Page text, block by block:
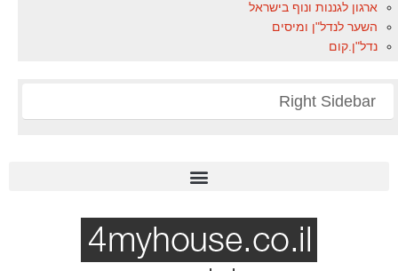
ארגון לגננות ונוף בישראל
השער לנדל"ן ומיסים
נדל"ן.קום
Right Sidebar